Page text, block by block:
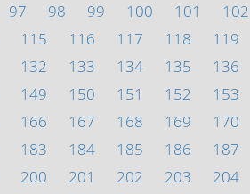
97 98 99 100 101 102
115 116 117 118 119
132 133 134 135 136
149 150 151 152 153
166 167 168 169 170
183 184 185 186 187
200 201 202 203 204